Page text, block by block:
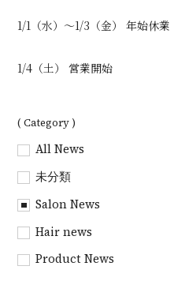
1/1（水）～1/3（金） 年始休業
1/4（土） 営業開始
( Category )
All News
未分類
Salon News
Hair news
Product News